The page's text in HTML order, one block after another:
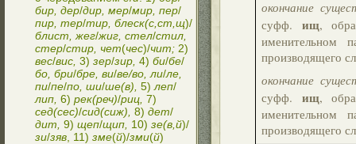
бир, дер/дир, мер/мир, пер/
пир, тер/тир, блеск(с,ст,щ)/
блист, жег/жиг, стел/стил,
стер/стир, чет(чес)/чит; 2)
вес/вис, 3) зер/зир, 4) би/бе/
бо, бри/бре, ви/ве/во, ли/ле,
пи/пе/по, ши/ше(в), 5) леп/
лип, 6) рек(реч)/риц, 7)
сед(сес)/сид(сиж), 8) дет/
дит, 9) щеп/щип, 10) зе(в,й)/
зи/зяв , 11) зме(й)/зми(й)
окончание
суфф. ищ,
именительном
производящего
окончание
суфф. ищ,
именительном
производящего